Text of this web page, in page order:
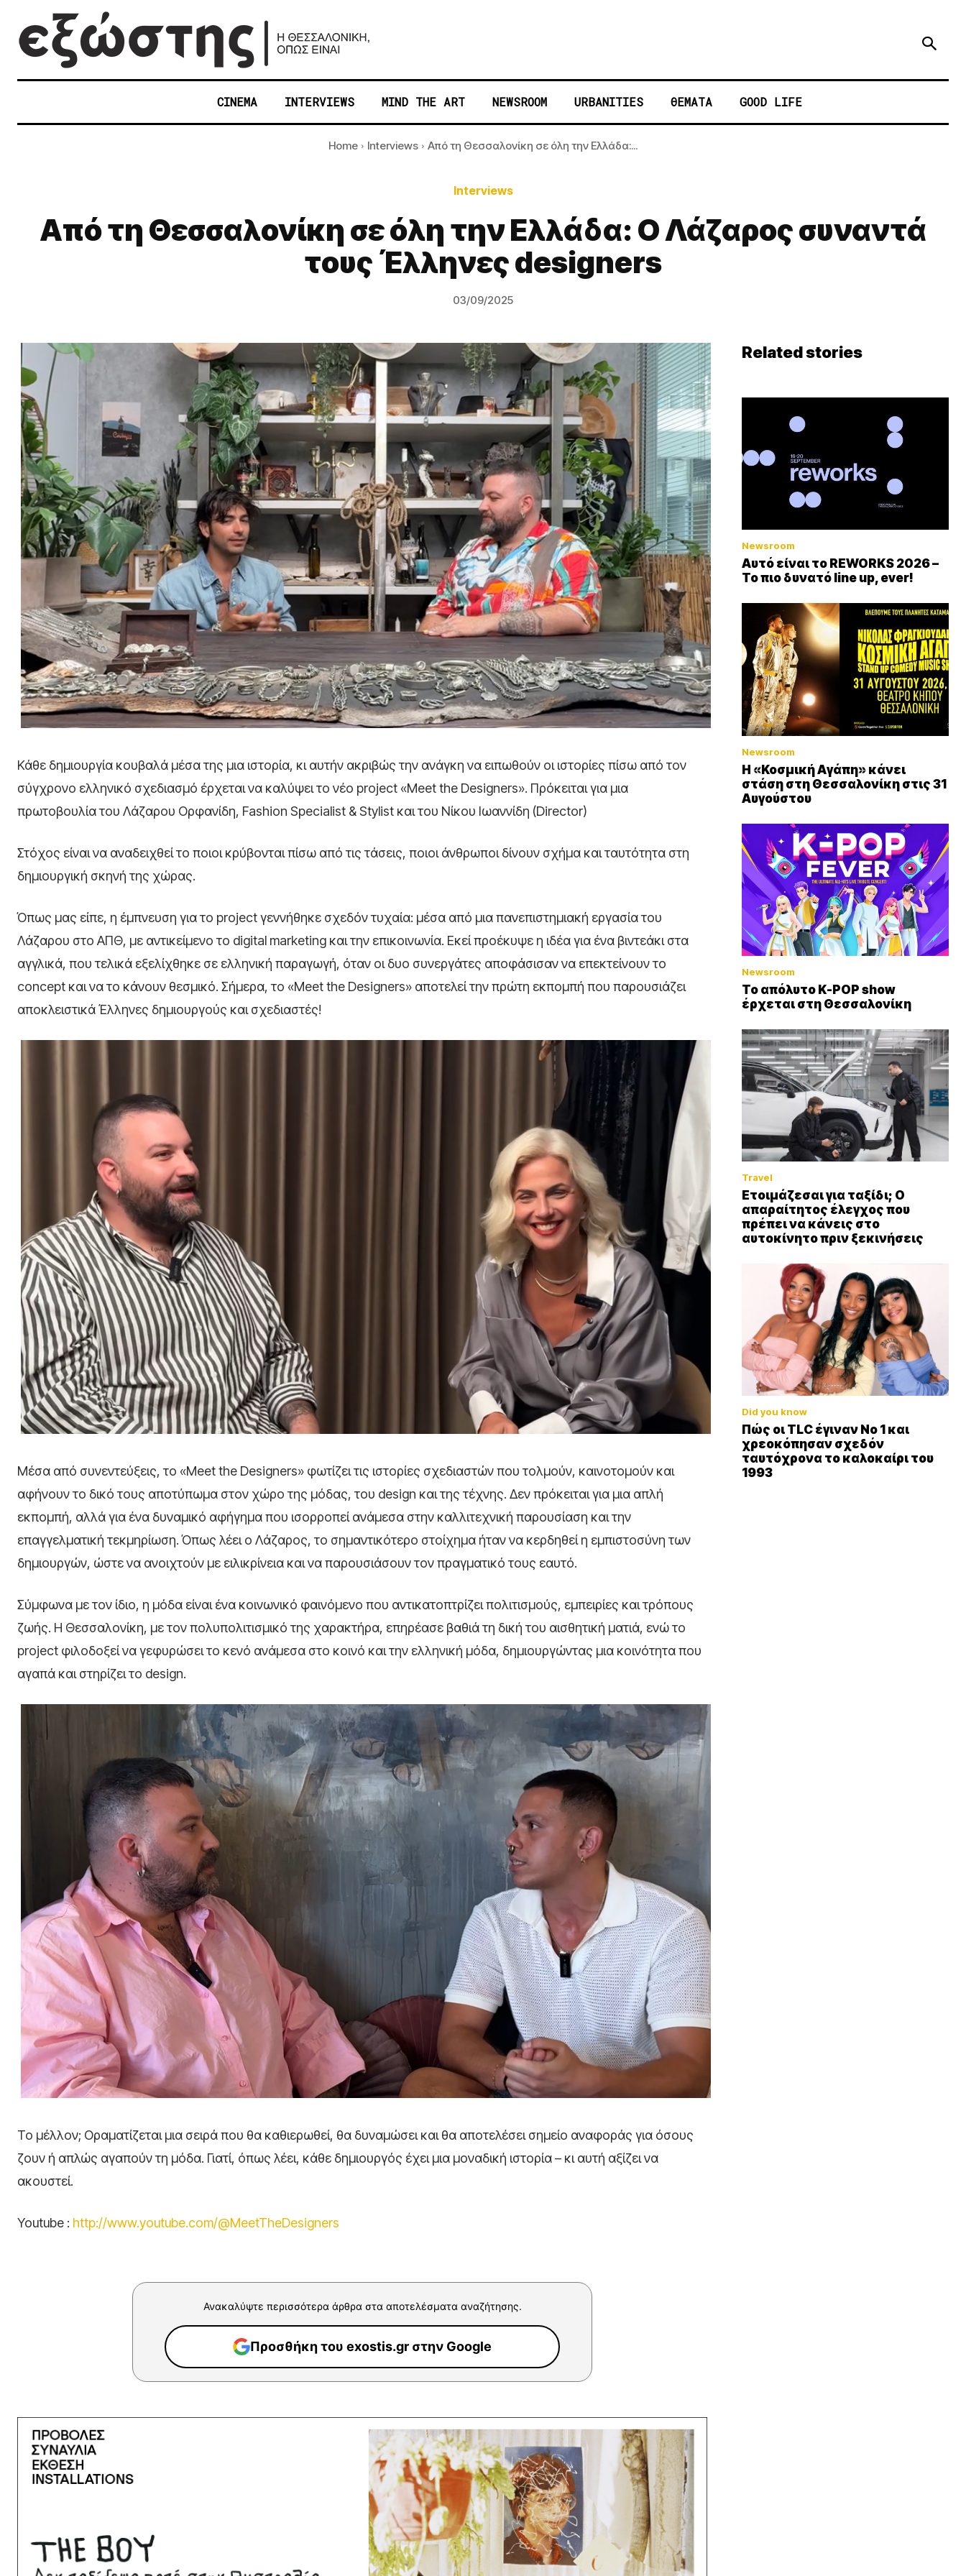
CINEMA INTERVIEWS MIND THE ART NEWSROOM URBANITIES ΘΕΜΑΤΑ GOOD LIFE
Home Interviews Από τη Θεσσαλονίκη σε όλη την Ελλάδα:...
Interviews
Από τη Θεσσαλονίκη σε όλη την Ελλάδα: Ο Λάζαρος συναντά
τους Έλληνες designers
03/09/2025
Κάθε δημιουργία κουβαλά μέσα της μια ιστορία, κι αυτήν ακριβώς την ανάγκη να ειπωθούν οι ιστορίες πίσω από τον
σύγχρονο ελληνικό σχεδιασμό έρχεται να καλύψει το νέο project «Meet the Designers». Πρόκειται για μια
πρωτοβουλία του Λάζαρου Ορφανίδη, Fashion Specialist & Stylist και του Νίκου Ιωαννίδη (Director)
Στόχος είναι να αναδειχθεί το ποιοι κρύβονται πίσω από τις τάσεις, ποιοι άνθρωποι δίνουν σχήμα και ταυτότητα στη
δημιουργική σκηνή της χώρας.
Όπως μας είπε, η έμπνευση για το project γεννήθηκε σχεδόν τυχαία: μέσα από μια πανεπιστημιακή εργασία του
Λάζαρου στο ΑΠΘ, με αντικείμενο το digital marketing και την επικοινωνία. Εκεί προέκυψε η ιδέα για ένα βιντεάκι στα
αγγλικά, που τελικά εξελίχθηκε σε ελληνική παραγωγή, όταν οι δυο συνεργάτες αποφάσισαν να επεκτείνουν το
concept και να το κάνουν θεσμικό. Σήμερα, το «Meet the Designers» αποτελεί την πρώτη εκπομπή που παρουσιάζει
αποκλειστικά Έλληνες δημιουργούς και σχεδιαστές!
Μέσα από συνεντεύξεις, το «Meet the Designers» φωτίζει τις ιστορίες σχεδιαστών που τολμούν, καινοτομούν και
αφήνουν το δικό τους αποτύπωμα στον χώρο της μόδας, του design και της τέχνης. Δεν πρόκειται για μια απλή
εκπομπή, αλλά για ένα δυναμικό αφήγημα που ισορροπεί ανάμεσα στην καλλιτεχνική παρουσίαση και την
επαγγελματική τεκμηρίωση. Όπως λέει ο Λάζαρος, το σημαντικότερο στοίχημα ήταν να κερδηθεί η εμπιστοσύνη των
δημιουργών, ώστε να ανοιχτούν με ειλικρίνεια και να παρουσιάσουν τον πραγματικό τους εαυτό.
Σύμφωνα με τον ίδιο, η μόδα είναι ένα κοινωνικό φαινόμενο που αντικατοπτρίζει πολιτισμούς, εμπειρίες και τρόπους
ζωής. Η Θεσσαλονίκη, με τον πολυπολιτισμικό της χαρακτήρα, επηρέασε βαθιά τη δική του αισθητική ματιά, ενώ το
project φιλοδοξεί να γεφυρώσει το κενό ανάμεσα στο κοινό και την ελληνική μόδα, δημιουργώντας μια κοινότητα που
αγαπά και στηρίζει το design.
Το μέλλον; Οραματίζεται μια σειρά που θα καθιερωθεί, θα δυναμώσει και θα αποτελέσει σημείο αναφοράς για όσους
ζουν ή απλώς αγαπούν τη μόδα. Γιατί, όπως λέει, κάθε δημιουργός έχει μια μοναδική ιστορία – κι αυτή αξίζει να
ακουστεί.
Youtube : http://www.youtube.com/@MeetTheDesigners
Ανακαλύψτε περισσότερα άρθρα στα αποτελέσματα αναζήτησης.
Προσθήκη του exostis.gr στην Google
Related stories
Newsroom
Αυτό είναι το REWORKS 2026 –
Το πιο δυνατό line up, ever!
Newsroom
Η «Κοσμική Αγάπη» κάνει
στάση στη Θεσσαλονίκη στις 31
Αυγούστου
Newsroom
Το απόλυτο K-POP show
έρχεται στη Θεσσαλονίκη
Travel
Ετοιμάζεσαι για ταξίδι; Ο
απαραίτητος έλεγχος που
πρέπει να κάνεις στο
αυτοκίνητο πριν ξεκινήσεις
Did you know
Πώς οι TLC έγιναν Νο 1 και
χρεοκόπησαν σχεδόν
ταυτόχρονα το καλοκαίρι του
1993